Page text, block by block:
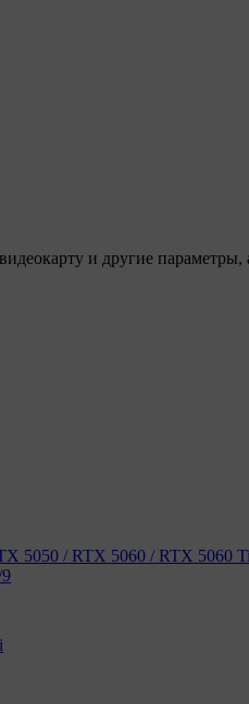
и другие
5050 / RTX 5060 / RTX 5060 Ti